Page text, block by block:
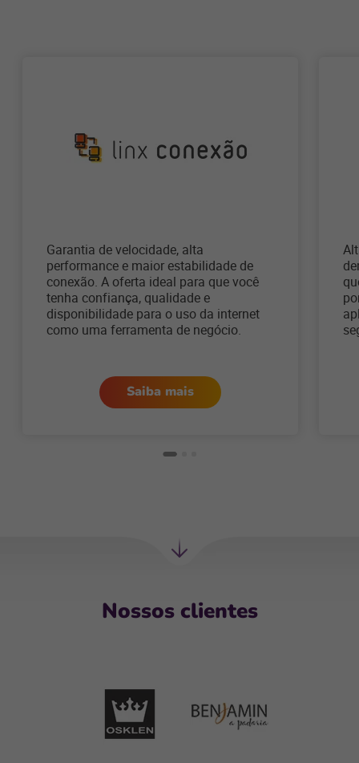
Garantia de velocidade, alta
performance e maior estabilidade de
conexão. A oferta ideal para que você
tenha confiança, qualidade e
disponibilidade para o uso da internet
como uma ferramenta de negócio.
Saiba mais
Nossos clientes